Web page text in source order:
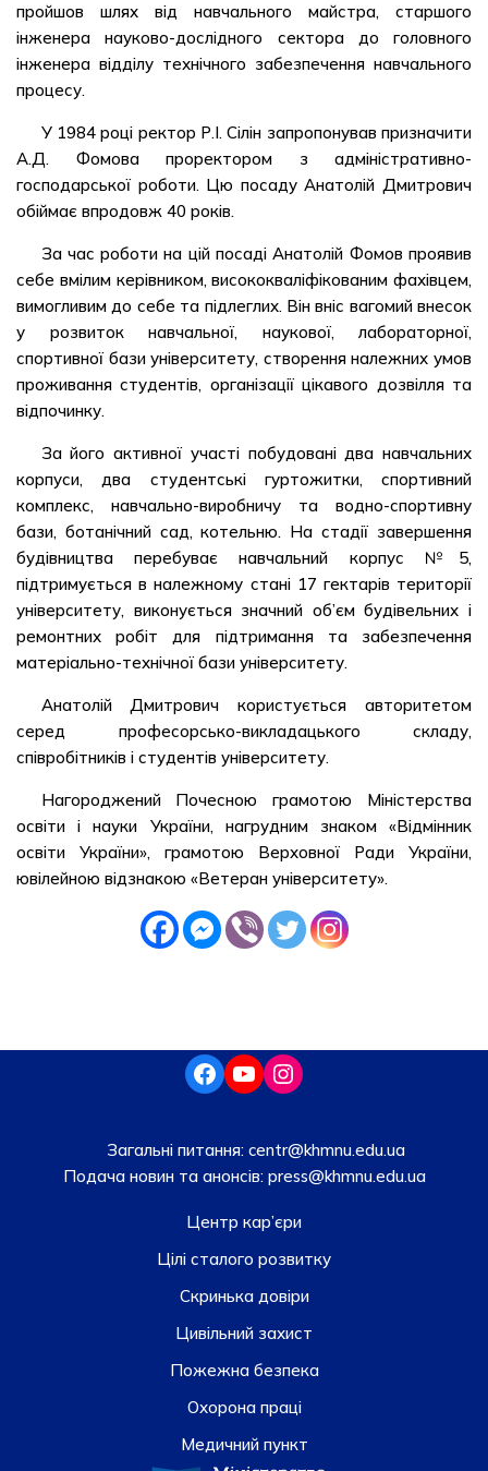
пройшов шлях від навчального майстра, старшого
інженера науково-дослідного сектора до головного
інженера відділу технічного забезпечення навчального
процесу.
У 1984 році ректор Р.І. Сілін запропонував призначити
А.Д. Фомова проректором з адміністративно-
господарської роботи. Цю посаду Анатолій Дмитрович
обіймає впродовж 40 років.
За час роботи на цій посаді Анатолій Фомов проявив
себе вмілим керівником, висококваліфікованим фахівцем,
вимогливим до себе та підлеглих. Він вніс вагомий внесок
у розвиток навчальної, наукової, лабораторної,
спортивної бази університету, створення належних умов
проживання студентів, організації цікавого дозвілля та
відпочинку.
За його активної участі побудовані два навчальних
корпуси, два студентські гуртожитки, спортивний
комплекс, навчально-виробничу та водно-спортивну
бази, ботанічний сад, котельню. На стадії завершення
будівництва перебуває навчальний корпус №5,
підтримується в належному стані 17 гектарів території
університету, виконується значний об’єм будівельних і
ремонтних робіт для підтримання та забезпечення
матеріально-технічної бази університету.
Анатолій Дмитрович користується авторитетом
серед професорсько-викладацького складу,
співробітників і студентів університету.
Нагороджений Почесною грамотою Міністерства
освіти і науки України, нагрудним знаком «Відмінник
освіти України», грамотою Верховної Ради України,
ювілейною відзнакою «Ветеран університету».
Загальні питання: centr@khmnu.edu.ua
Подача новин та анонсів:press@khmnu.edu.ua
Центр кар’єри
Цілі сталого розвитку
Скринька довiри
Цивільний захист
Пожежна безпека
Охорона праці
Медичний пункт